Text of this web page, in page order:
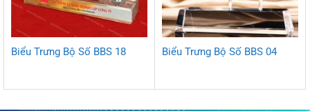
Biểu Trưng Bộ Số BBS 18 Biểu Trưng Bộ Số BBS 04